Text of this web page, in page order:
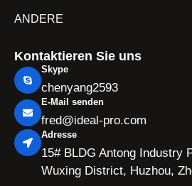
ANDERE
Kontaktieren Sie uns
Skype
chenyang2593
E-Mail senden
fred@ideal-pro.com
Adresse
15# BLDG Antong Industry
Wuxing District, Huzhou,